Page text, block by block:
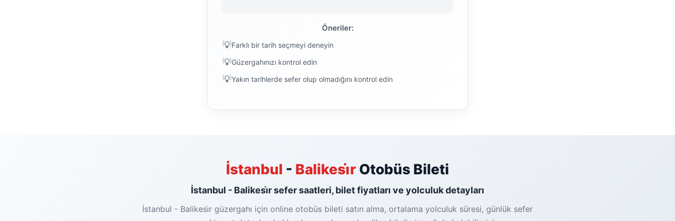
Öneriler:
Farklı bir tarih seçmeyi deneyin
Güzergahınızı kontrol edin
Yakın tarihlerde sefer olup olmadığını kontrol edin
İstanbul - Balikesi̇r Otobüs Bileti
İstanbul - Balikesi̇r sefer saatleri, bilet fiyatları ve yolculuk detayları
İstanbul - Balikesi̇r güzergahı için online otobüs bileti satın alma, ortalama yolculuk süresi, günlük sefer